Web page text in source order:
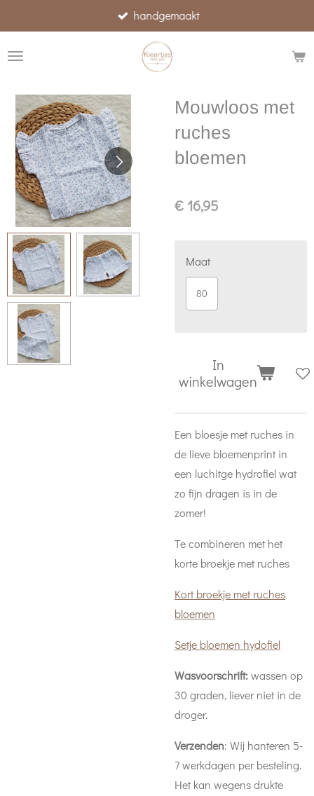
direct
naar
hoofdinhoud
handgemaakt
Mouwloos met
ruches
bloemen
€ 16,95
Maat
80
In
winkelwagen
Een bloesje met ruches in
de lieve bloemenprint in
een luchitge hydrofiel wat
zo fijn dragen is in de
zomer!
Te combineren met het
korte broekje met ruches
Kort broekje met ruches
bloemen
Setje bloemen hydofiel
Wasvoorschrift:wassen op
30 graden, liever niet in de
droger.
Verzenden: Wij hanteren 5-
7 werkdagen per besteling.
Het kan wegens drukte